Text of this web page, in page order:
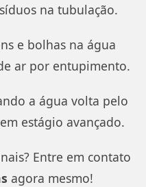
na tubulação.
e bolhas na água
ar por entupimento.
a água volta pelo
estágio avançado.
Entre em contato
agora mesmo!